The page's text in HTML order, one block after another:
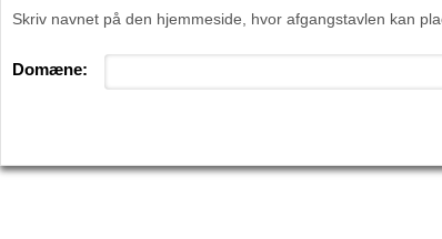
Skriv navnet på den hjemmeside, hvor afgangstavlen kan
Domæne: